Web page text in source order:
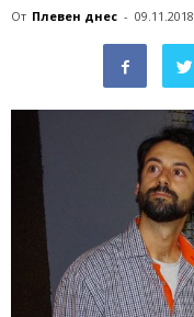
От Плевен днес - 09.11.2018